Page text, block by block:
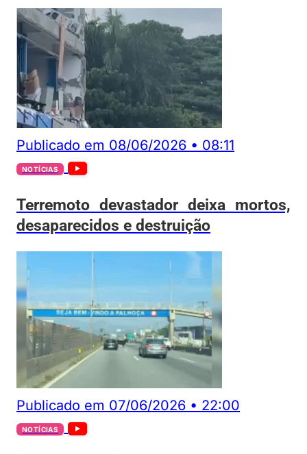
Publicado em 08/06/2026 • 08:11
NOTÍCIAS
Terremoto devastador deixa mortos,
desaparecidos e destruição
Publicado em 07/06/2026 • 22:00
NOTÍCIAS